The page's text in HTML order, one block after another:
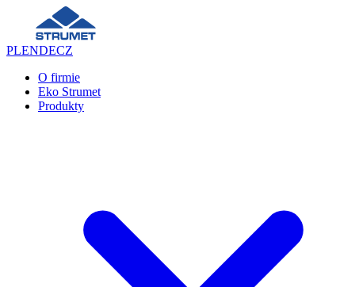
PLENDECZ
O firmie
Eko Strumet
Produkty